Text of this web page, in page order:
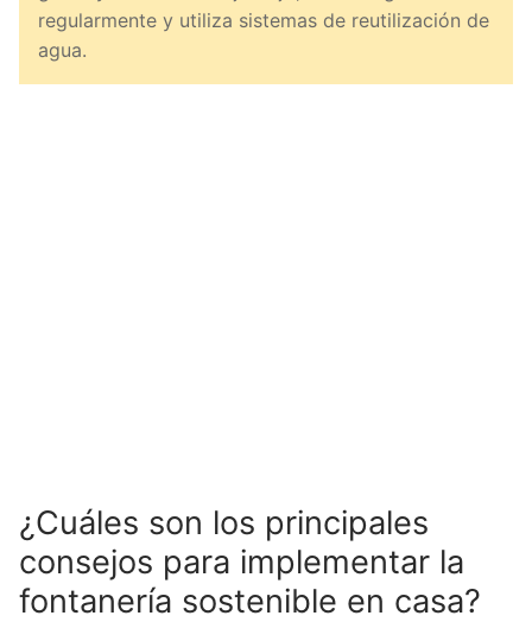
regularmente y utiliza sistemas de reutilización de
agua.
¿Cuáles son los principales
consejos para implementar la
fontanería sostenible en casa?